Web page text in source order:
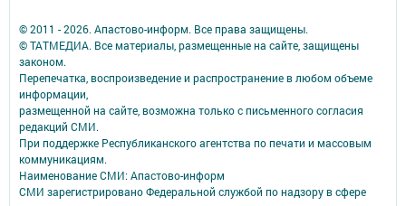
© 2011 - 2026. Апастово-информ. Все права защищены.
© ТАТМЕДИА. Все материалы, размещенные на сайте, защищены
законом.
Перепечатка, воспроизведение и распространение в любом объеме
информации,
размещенной на сайте, возможна только с письменного согласия
редакций СМИ.
При поддержке Республиканского агентства по печати и массовым
коммуникациям.
Наименование СМИ: Апастово-информ
СМИ зарегистрировано Федеральной службой по надзору в сфере